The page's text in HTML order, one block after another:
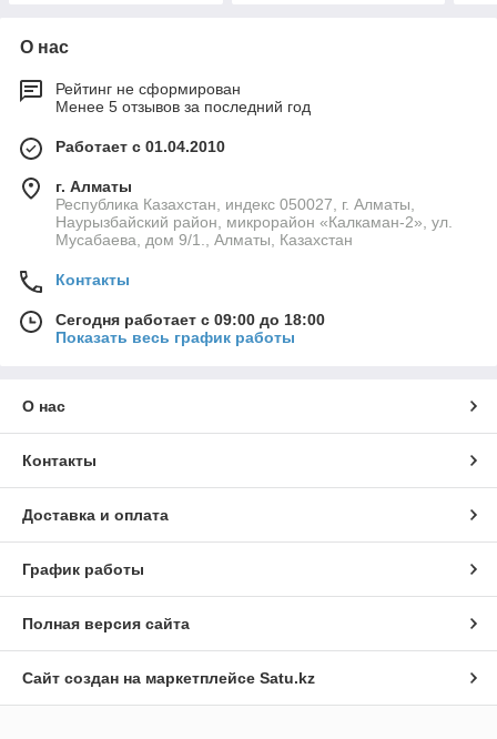
О нас
Рейтинг не сформирован
Менее 5 отзывов за последний год
Работает с 01.04.2010
г. Алматы
Республика Казахстан, индекс 050027, г. Алматы,
Наурызбайский район, микрорайон «Калкаман-2», ул.
Мусабаева, дом 9/1., Алматы, Казахстан
Контакты
Сегодня работает с 09:00 до 18:00
Показать весь график работы
О нас
Контакты
Доставка и оплата
График работы
Полная версия сайта
Сайт создан на маркетплейсе Satu.kz